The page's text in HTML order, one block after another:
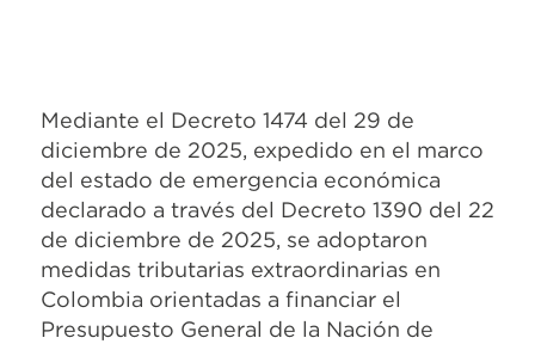
Mediante el Decreto 1474 del 29 de
diciembre de 2025, expedido en el marco
del estado de emergencia económica
declarado a través del Decreto 1390 del 22
de diciembre de 2025, se adoptaron
medidas tributarias extraordinarias en
Colombia orientadas a financiar el
Presupuesto General de la Nación de